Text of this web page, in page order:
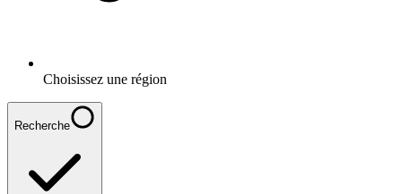
Choisissez une région
Recherche